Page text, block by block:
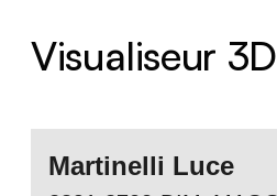
Visualiseur 3D